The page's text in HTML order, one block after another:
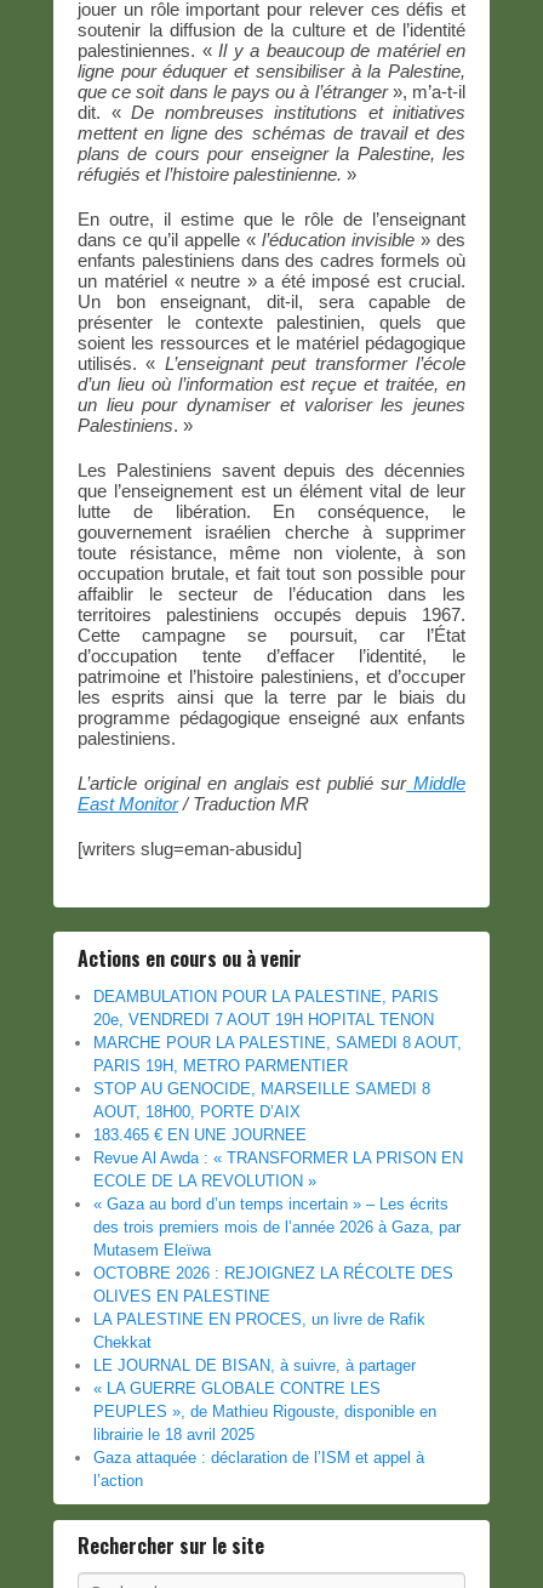
jouer un rôle important pour relever ces défis et
soutenir la diffusion de la culture et de l’identité
palestiniennes. « Il y a beaucoup de matériel en
ligne pour éduquer et sensibiliser à la Palestine,
que ce soit dans le pays ou à l’étranger», m’a-t-il
dit. « De nombreuses institutions et initiatives
mettent en ligne des schémas de travail et des
plans de cours pour enseigner la Palestine, les
réfugiés et l’histoire palestinienne. »
En outre, il estime que le rôle de l’enseignant
dans ce qu’il appelle « l’éducation invisible » des
enfants palestiniens dans des cadres formels où
un matériel « neutre » a été imposé est crucial.
Un bon enseignant, dit-il, sera capable de
présenter le contexte palestinien, quels que
soient les ressources et le matériel pédagogique
utilisés. « L’enseignant peut transformer l’école
d’un lieu où l’information est reçue et traitée, en
un lieu pour dynamiser et valoriser les jeunes
Palestiniens. »
Les Palestiniens savent depuis des décennies
que l’enseignement est un élément vital de leur
lutte de libération. En conséquence, le
gouvernement israélien cherche à supprimer
toute résistance, même non violente, à son
occupation brutale, et fait tout son possible pour
affaiblir le secteur de l’éducation dans les
territoires palestiniens occupés depuis 1967.
Cette campagne se poursuit, car l’État
d’occupation tente d’effacer l’identité, le
patrimoine et l’histoire palestiniens, et d’occuper
les esprits ainsi que la terre par le biais du
programme pédagogique enseigné aux enfants
palestiniens.
L’article original en anglais est publié surMiddle
East Monitor/ Traduction MR
[writers slug=eman-abusidu]
Actions en cours ou à venir
DEAMBULATION POUR LA PALESTINE, PARIS
20e, VENDREDI 7 AOUT 19H HOPITAL TENON
MARCHE POUR LA PALESTINE, SAMEDI 8 AOUT,
PARIS 19H, METRO PARMENTIER
STOP AU GENOCIDE, MARSEILLE SAMEDI 8
AOUT, 18H00, PORTE D’AIX
183.465 € EN UNE JOURNEE
Revue Al Awda : « TRANSFORMER LA PRISON EN
ECOLE DE LA REVOLUTION »
« Gaza au bord d’un temps incertain » – Les écrits
des trois premiers mois de l’année 2026 à Gaza, par
Mutasem Eleïwa
OCTOBRE 2026 : REJOIGNEZ LA RÉCOLTE DES
OLIVES EN PALESTINE
LA PALESTINE EN PROCES, un livre de Rafik
Chekkat
LE JOURNAL DE BISAN, à suivre, à partager
« LA GUERRE GLOBALE CONTRE LES
PEUPLES », de Mathieu Rigouste, disponible en
librairie le 18 avril 2025
Gaza attaquée : déclaration de l’ISM et appel à
l’action
Rechercher sur le site
Recherche